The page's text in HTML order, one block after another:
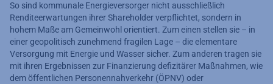
So sind kommunale Energieversorger nicht ausschließlich
Renditeerwartungen ihrer Shareholder verpflichtet, sondern in
hohem Maße am Gemeinwohl orientiert. Zum einen stellen sie – in
einer geopolitisch zunehmend fragilen Lage – die elementare
Versorgung mit Energie und Wasser sicher. Zum anderen tragen sie
mit ihren Ergebnissen zur Finanzierung defizitärer Maßnahmen, wie
dem öffentlichen Personennahverkehr (ÖPNV) oder